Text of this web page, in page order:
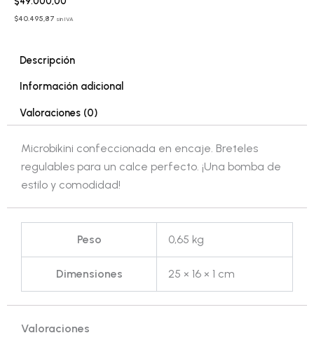
$40.495,87 sin IVA
Descripción
Información adicional
Valoraciones (0)
Microbikini confeccionada en encaje. Breteles
regulables para un calce perfecto. ¡Una bomba de
estilo y comodidad!
Peso 0,65 kg
Dimensiones 25 × 16 × 1 cm
Valoraciones